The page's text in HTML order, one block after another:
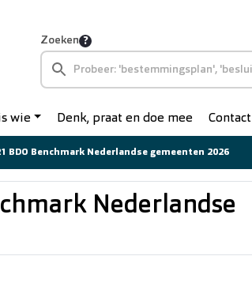
Zoeken
wie Denk, praat en doe mee Contact
BDO Benchmark Nederlandse gemeenten 2026
Nederlandse